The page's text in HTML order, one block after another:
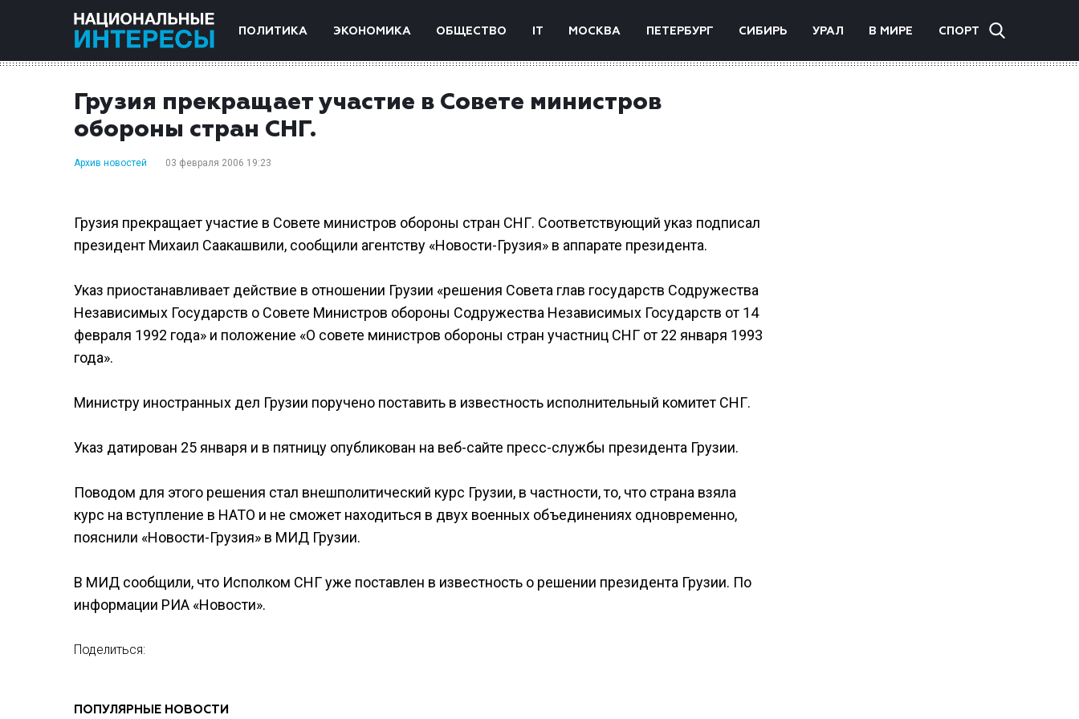
ПОЛИТИКА ЭКОНОМИКА ОБЩЕСТВО IT МОСКВА ПЕТЕРБУРГ СИБИРЬ УРАЛ В МИРЕ СПОРТ
Грузия прекращает участие в Совете министров
обороны стран СНГ.
Архив новостей 03 февраля 2006 19:23
Грузия прекращает участие в Совете министров обороны стран СНГ. Соответствующий указ подписал
президент Михаил Саакашвили, сообщили агентству «Новости-Грузия» в аппарате президента.
Указ приостанавливает действие в отношении Грузии «решения Совета глав государств Содружества
Независимых Государств о Совете Министров обороны Содружества Независимых Государств от 14
февраля 1992 года» и положение «О совете министров обороны стран участниц СНГ от 22 января 1993
года».
Министру иностранных дел Грузии поручено поставить в известность исполнительный комитет СНГ.
Указ датирован 25 января и в пятницу опубликован на веб-сайте пресс-службы президента Грузии.
Поводом для этого решения стал внешполитический курс Грузии, в частности, то, что страна взяла
курс на вступление в НАТО и не сможет находиться в двух военных объединениях одновременно,
пояснили «Новости-Грузия» в МИД Грузии.
В МИД сообщили, что Исполком СНГ уже поставлен в известность о решении президента Грузии. По
информации РИА «Новости».
Поделиться:
ПОПУЛЯРНЫЕ НОВОСТИ